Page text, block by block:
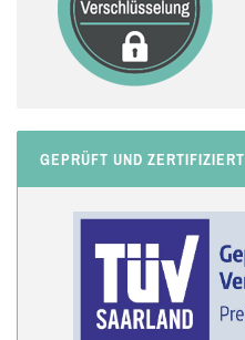
GEPRÜFT UND ZERTIFIZIERT